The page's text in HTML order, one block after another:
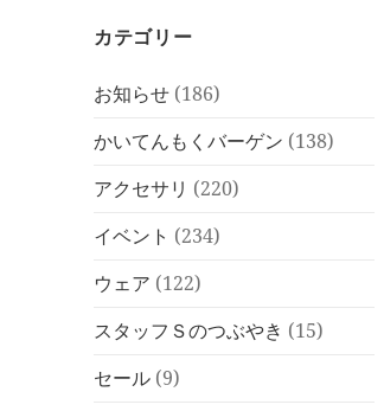
カテゴリー
お知らせ (186)
かいてんもくバーゲン (138)
アクセサリ (220)
イベント (234)
ウェア (122)
スタッフＳのつぶやき (15)
セール (9)